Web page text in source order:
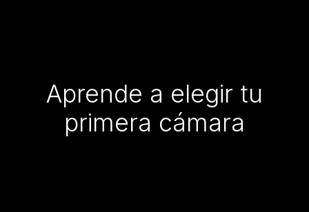
Aprende a elegir tu
primera cámara